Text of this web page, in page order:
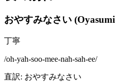
おやすみなさい
丁寧
/oh-yah-soo-mee-nah-sah-ee/
直訳: おやすみなさい